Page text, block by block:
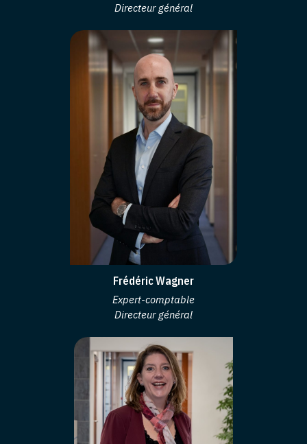
Directeur général
Frédéric Wagner
Expert-comptable
Directeur général